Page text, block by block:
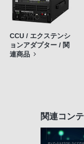
CCU / エクステンシ
ョンアダプター / 関
連商品
関連コン